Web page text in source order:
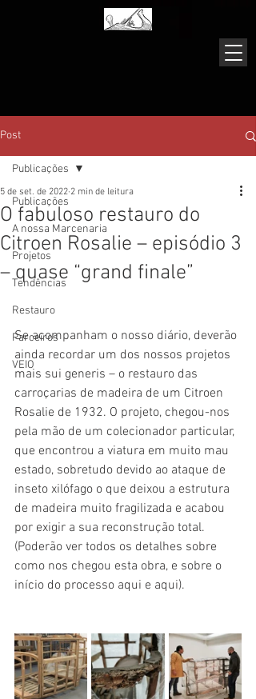
Post
Publicações
A nossa Marcenaria
Projetos
Tendências
Restauro
Parceiros
VEIO
Publicações
O fabuloso restauro do
Citroen Rosalie – episódio 3
– quase “grand finale”
5 de set. de 2022 2 min de leitura
Se acompanham o nosso diário, deverão
ainda recordar um dos nossos projetos
mais sui generis – o restauro das
carroçarias de madeira de um Citroen
Rosalie de 1932. O projeto, chegou-nos
pela mão de um colecionador particular,
que encontrou a viatura em muito mau
estado, sobretudo devido ao ataque de
inseto xilófago o que deixou a estrutura
de madeira muito fragilizada e acabou
por exigir a sua reconstrução total.
(Poderão ver todos os detalhes sobre
como nos chegou esta obra, e sobre o
início do processo aqui e aqui).